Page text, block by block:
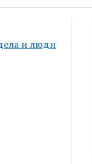
и люди